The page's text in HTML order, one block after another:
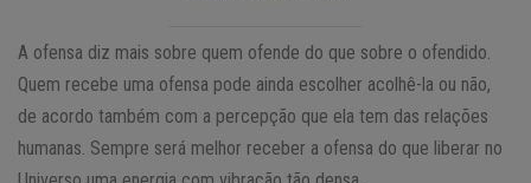
A ofensa diz mais sobre quem ofende do que sobre o ofendido.
Quem recebe uma ofensa pode ainda escolher acolhê-la ou não,
de acordo também com a percepção que ela tem das relações
humanas. Sempre será melhor receber a ofensa do que liberar no